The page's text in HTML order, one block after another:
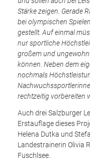
Stärke zeigen. Gerade
bei olympischen
gestellt. Auf einmal
nur sportliche
großem und
können. Neben dem
nochmals
rechtzeitig vorbereiten
Auch drei Salzburger
Erstauflage dieses
Helena Dutka und
Landestrainerin Olivia
Fuschlsee.